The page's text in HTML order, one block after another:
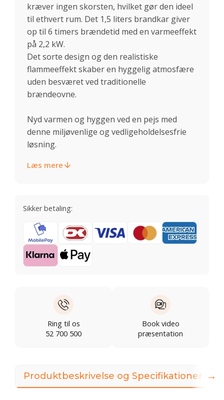
kræver ingen skorsten, hvilket gør den ideel
til ethvert rum. Det 1,5 liters brandkar giver
op til 6 timers brændetid med en varmeeffekt
på 2,2 kW.
Det sorte design og den realistiske
flammeeffekt skaber en hyggelig atmosfære
uden besværet ved traditionelle
brændeovne.
Nyd varmen og hyggen ved en pejs med
denne miljøvenlige og vedligeholdelsesfrie
løsning.
Læs mere
Sikker betaling:
Ring til os
52 700 500
Book video
præsentation
Produktbeskrivelse og Specifikationer →